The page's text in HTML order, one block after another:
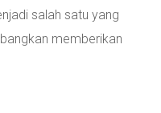
salah satu yang
memberikan